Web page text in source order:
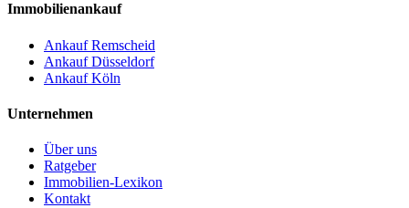
Immobilienankauf
Ankauf Remscheid
Ankauf Düsseldorf
Ankauf Köln
Unternehmen
Über uns
Ratgeber
Immobilien-Lexikon
Kontakt